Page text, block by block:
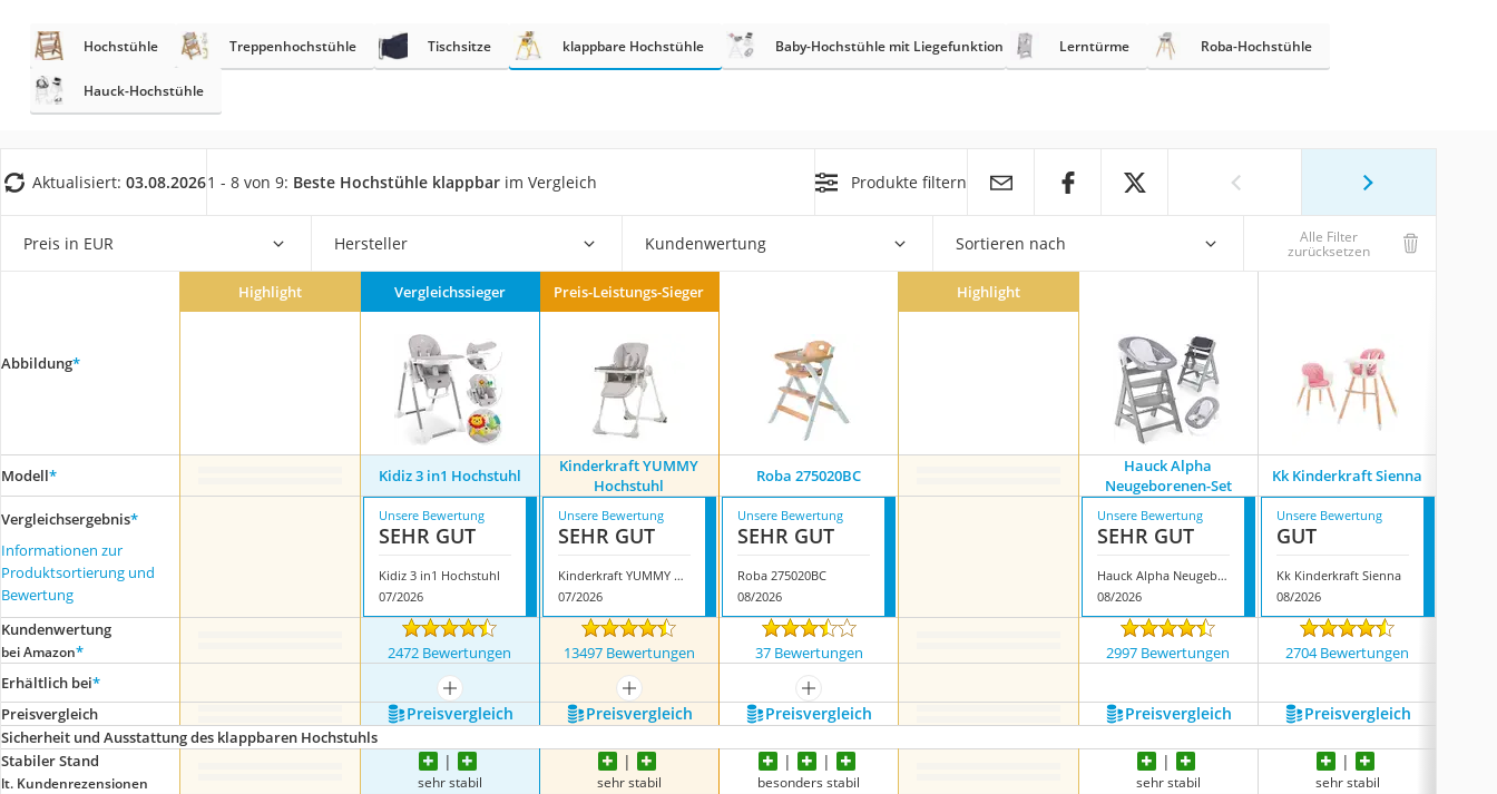
Kinderroller 3 Räder
Ferngesteuertes Auto
Barfußschuhe Kinder
Ferngesteuerter Hubschrauber
Service
Hochstühle Treppenhochstühle Tischsitze klappbare Hochstühle Baby-Hochstühle mit Liegefunktion Lerntürme Roba-Hochstühle
Hauck-Hochstühle
Aktualisiert: 03.08.20261 - 8 von 9: Beste Hochstühle klappbar im Vergleich Produkte filtern
Preis in EUR Hersteller Kundenwertung Sortieren nach Alle Filter
zurücksetzen
Abbildung*
Highlight Vergleichssieger Preis-Leistungs-Sieger Highlight
Modell* Kidiz 3 in1 Hochstuhl
Kinderkraft YUMMY
Hochstuhl
Roba 275020BC
Hauck Alpha
Neugeborenen-Set
Kk Kinderkraft Sienna
Vergleichsergebnis*
Informationen zur
Produktsortierung und
Bewertung
Unsere Bewertung
SEHR GUT
Kidiz 3 in1 Hochstuhl
07/2026
Unsere Bewertung
SEHR GUT
Kinderkraft YUMMY Hochstuhl
07/2026
Unsere Bewertung
SEHR GUT
Roba 275020BC
08/2026
Unsere Bewertung
SEHR GUT
Hauck Alpha Neugeborenen-Set
08/2026
Unsere Bewertung
GUT
Kk Kinderkraft Sienna
08/2026
Kundenwertung
bei Amazon* 2472 Bewertungen 13497 Bewertungen 37 Bewertungen 2997 Bewertungen 2704 Bewertungen
Erhältlich bei*
mehr anzeigen mehr anzeigen
mehr anzeigen
Preis­vergleich
Preis­vergleich Preis­vergleich Preis­vergleich Preis­vergleich Preis­vergleich
Sicherheit und Ausstattung des klappbaren Hochstuhls
Stabiler Stand
lt. Kundenrezensionen sehr stabil sehr stabil besonders stabil sehr stabil sehr stabil